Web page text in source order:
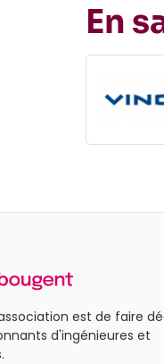
En
est de faire
d'ingénieures et